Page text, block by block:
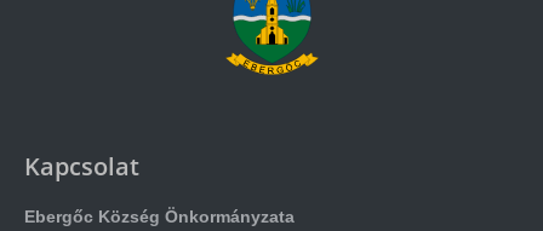
Kapcsolat
Ebergőc Község Önkormányzata